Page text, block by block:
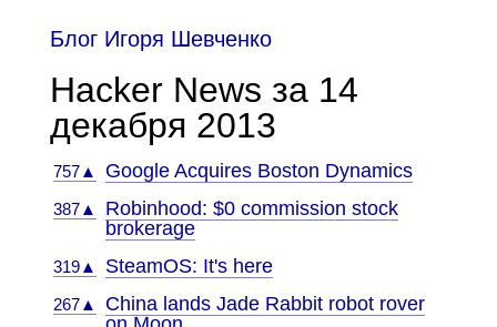
Блог Игоря Шевченко
Hacker News за 14
декабря 2013
757▲ Google Acquires Boston Dynamics
387▲
Robinhood: $0 commission stock
brokerage
319▲ SteamOS: It's here
267▲
China lands Jade Rabbit robot rover